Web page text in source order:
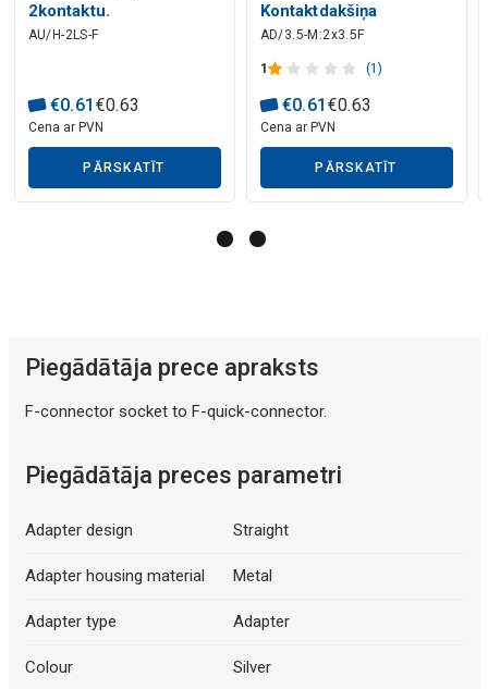
Mākslīgā intelekta apraksts
Mākslīgā intelekta apraksts
2kontaktu.
AU/H-2LS-F
€0.61 €0.63
Cena ar PVN
PĀRSKATĪT
Kontaktdakšiņa
2x3.5mm ligzda
AD/3.5-M:2x3.5F
1 (1)
€0.61 €0.63
Cena ar PVN
PĀRSKATĪT
Piegādātāja prece apraksts
F-connector socket to F-quick-connector.
Piegādātāja preces parametri
Adapter design Straight
Adapter housing material Metal
Adapter type Adapter
Colour Silver